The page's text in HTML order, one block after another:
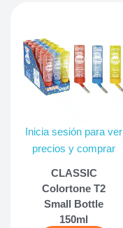
Inicia sesión para ver
precios y comprar
CLASSIC
Colortone T2
Small Bottle
150ml